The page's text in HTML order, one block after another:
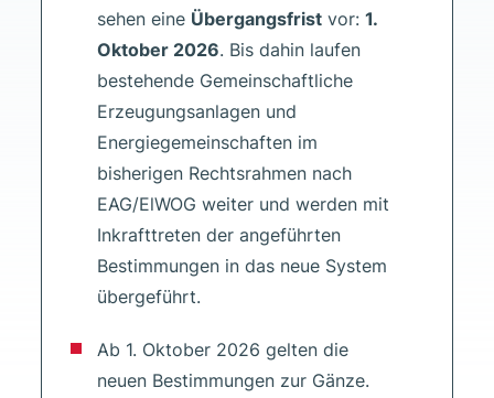
sehen eine Übergangsfrist vor:1.
Oktober 2026. Bis dahin laufen
bestehende Gemeinschaftliche
Erzeugungsanlagen und
Energiegemeinschaften im
bisherigen Rechtsrahmen nach
EAG/ElWOG weiter und werden mit
Inkrafttreten der angeführten
Bestimmungen in das neue System
übergeführt.
Ab 1. Oktober 2026 gelten die
neuen Bestimmungen zur Gänze.